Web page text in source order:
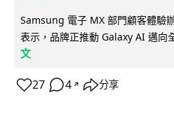
Samsung 電子 MX 部門顧客體驗
表示，品牌正推動 Galaxy AI 邁向
文
27 4 ↗ 分享